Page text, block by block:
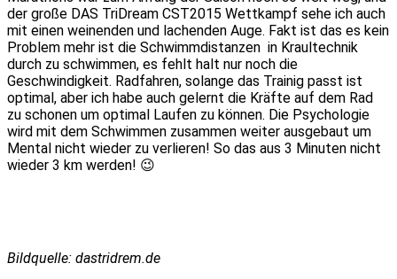
der große DAS TriDream CST2015 Wettkampf sehe ich auch
mit einen weinenden und lachenden Auge. Fakt ist das es kein
Problem mehr ist die Schwimmdistanzen in Kraultechnik
durch zu schwimmen, es fehlt halt nur noch die
Geschwindigkeit. Radfahren, solange das Trainig passt ist
optimal, aber ich habe auch gelernt die Kräfte auf dem Rad
zu schonen um optimal Laufen zu können. Die Psychologie
wird mit dem Schwimmen zusammen weiter ausgebaut um
Mental nicht wieder zu verlieren! So das aus 3 Minuten nicht
wieder 3 km werden! 😉
Bildquelle: dastridrem.de